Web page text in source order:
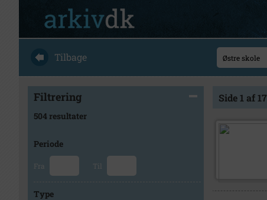
Tilbage
Filtrering
504 resultater
Periode
Fra Til
Type
Side 1 af 17